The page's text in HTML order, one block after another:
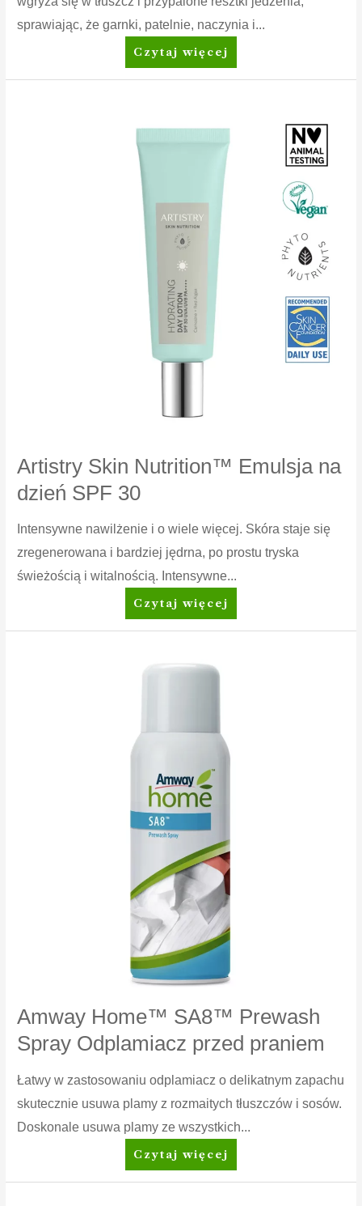
sprawiając, że garnki, patelnie, naczynia i...
Dish
Drops™
mycia
naczyń
Czytaj więcej
Artistry Skin Nutrition™ Emulsja na
dzień SPF 30
Intensywne nawilżenie i o wiele więcej. Skóra staje się
zregenerowana i bardziej jędrna, po prostu tryska
świeżością i witalnością. Intensywne...
Artistry
Skin
30
Czytaj więcej
Amway Home™ SA8™ Prewash
Spray Odplamiacz przed praniem
Łatwy w zastosowaniu odplamiacz o delikatnym zapachu
skutecznie usuwa plamy z rozmaitych tłuszczów i sosów.
Doskonale usuwa plamy ze wszystkich...
Amway
Home™
Czytaj więcej